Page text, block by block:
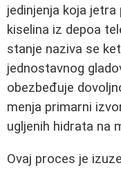
jedinjenja koja
kiselina iz depoa
stanje naziva se
jednostavnog
obezbeđuje
menja primarni
ugljenih hidrata na
Ovaj proces je